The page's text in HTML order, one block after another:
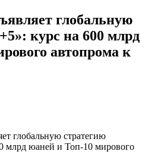
глобальную
курс на 600 млрд
автопрома к
глобальную стратегию
млрд юаней и Топ-10 мирового